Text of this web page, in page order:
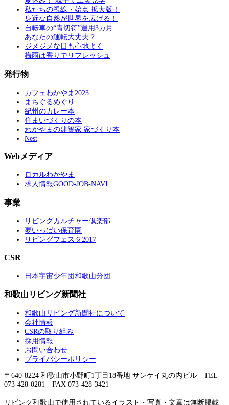
私たちの視線・始点 拡大版！
身近な自然が世界を広げる！
自転車の“青切符”運用3カ月
あなたの運転大丈夫？
ジメジメな日も心地よく
梅雨は香りでリフレッシュ
発行物
カフェわかやま2023
まちぐるめぐり
紀州のカレー本
住まいづくりの本
わかやまの建築家 家づくり本
Nest
Webメディア
ロカルわかやま
求人情報GOOD-JOB-NAVI
事業
リビングカルチャー倶楽部
夢いっぱい保育園
リビングフェスタ2017
CSR
日本宇宙少年団和歌山分団
和歌山リビング新聞社
和歌山リビング新聞社について
会社情報
CSRの取り組み
採用情報
お問い合わせ
プライバシーポリシー
〒640-8224 和歌山市小野町1丁目18番地 サンケイ丸の内ビル TEL
073-428-0281 FAX 073-428-3421
リビング和歌山で使用されているイラスト・写真・文章は無断掲載